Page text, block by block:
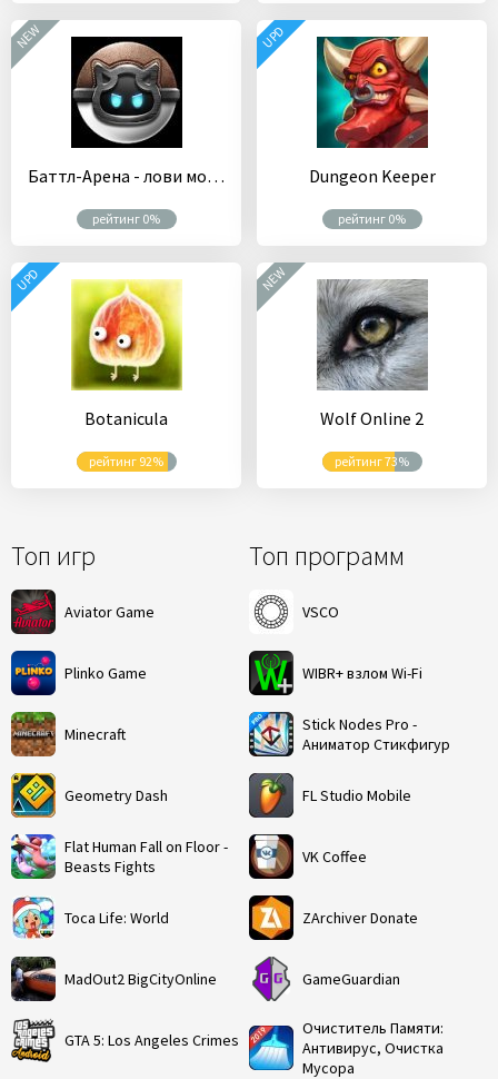
Топ игр
Aviator Game
Plinko Game
Minecraft
Geometry Dash
Flat Human Fall on Floor -
Beasts Fights
Toca Life: World
MadOut2 BigCityOnline
GTA 5: Los Angeles Crimes
Топ программ
VSCO
WIBR+ взлом Wi-Fi
Stick Nodes Pro -
Аниматор Стикфигур
FL Studio Mobile
VK Coffee
ZArchiver Donate
GameGuardian
Очиститель Памяти:
Антивирус, Очистка
Мусора
Баттл-Арена - лови монстров
рейтинг 0%
NEW
Dungeon Keeper
рейтинг 0%
UPD
Botanicula
рейтинг 92%
UPD
Wolf Online 2
рейтинг 73%
NEW